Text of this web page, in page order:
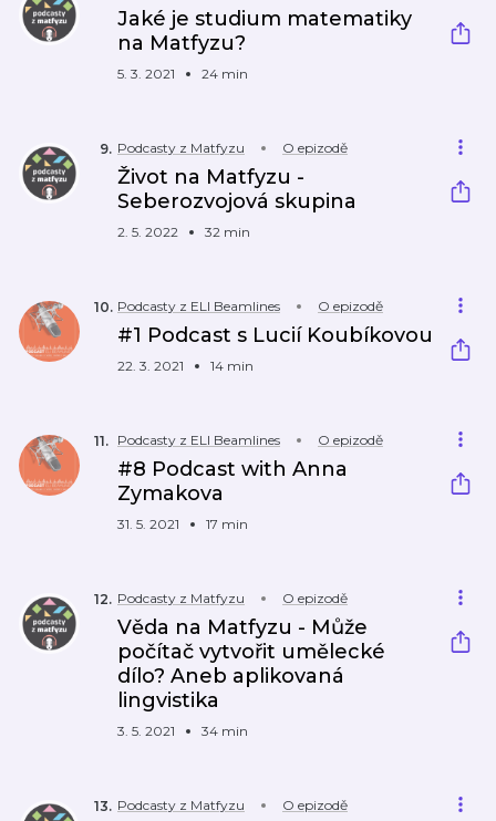
Jaké je studium matematiky
na Matfyzu?
5. 3. 2021 24 min
9. Podcasty z Matfyzu O epizodě
Život na Matfyzu -
Seberozvojová skupina
2. 5. 2022 32 min
10. Podcasty z ELI Beamlines O epizodě
#1 Podcast s Lucií Koubíkovou
22. 3. 2021 14 min
11. Podcasty z ELI Beamlines O epizodě
#8 Podcast with Anna
Zymakova
31. 5. 2021 17 min
12. Podcasty z Matfyzu O epizodě
Věda na Matfyzu - Může
počítač vytvořit umělecké
dílo? Aneb aplikovaná
lingvistika
3. 5. 2021 34 min
13. Podcasty z Matfyzu O epizodě